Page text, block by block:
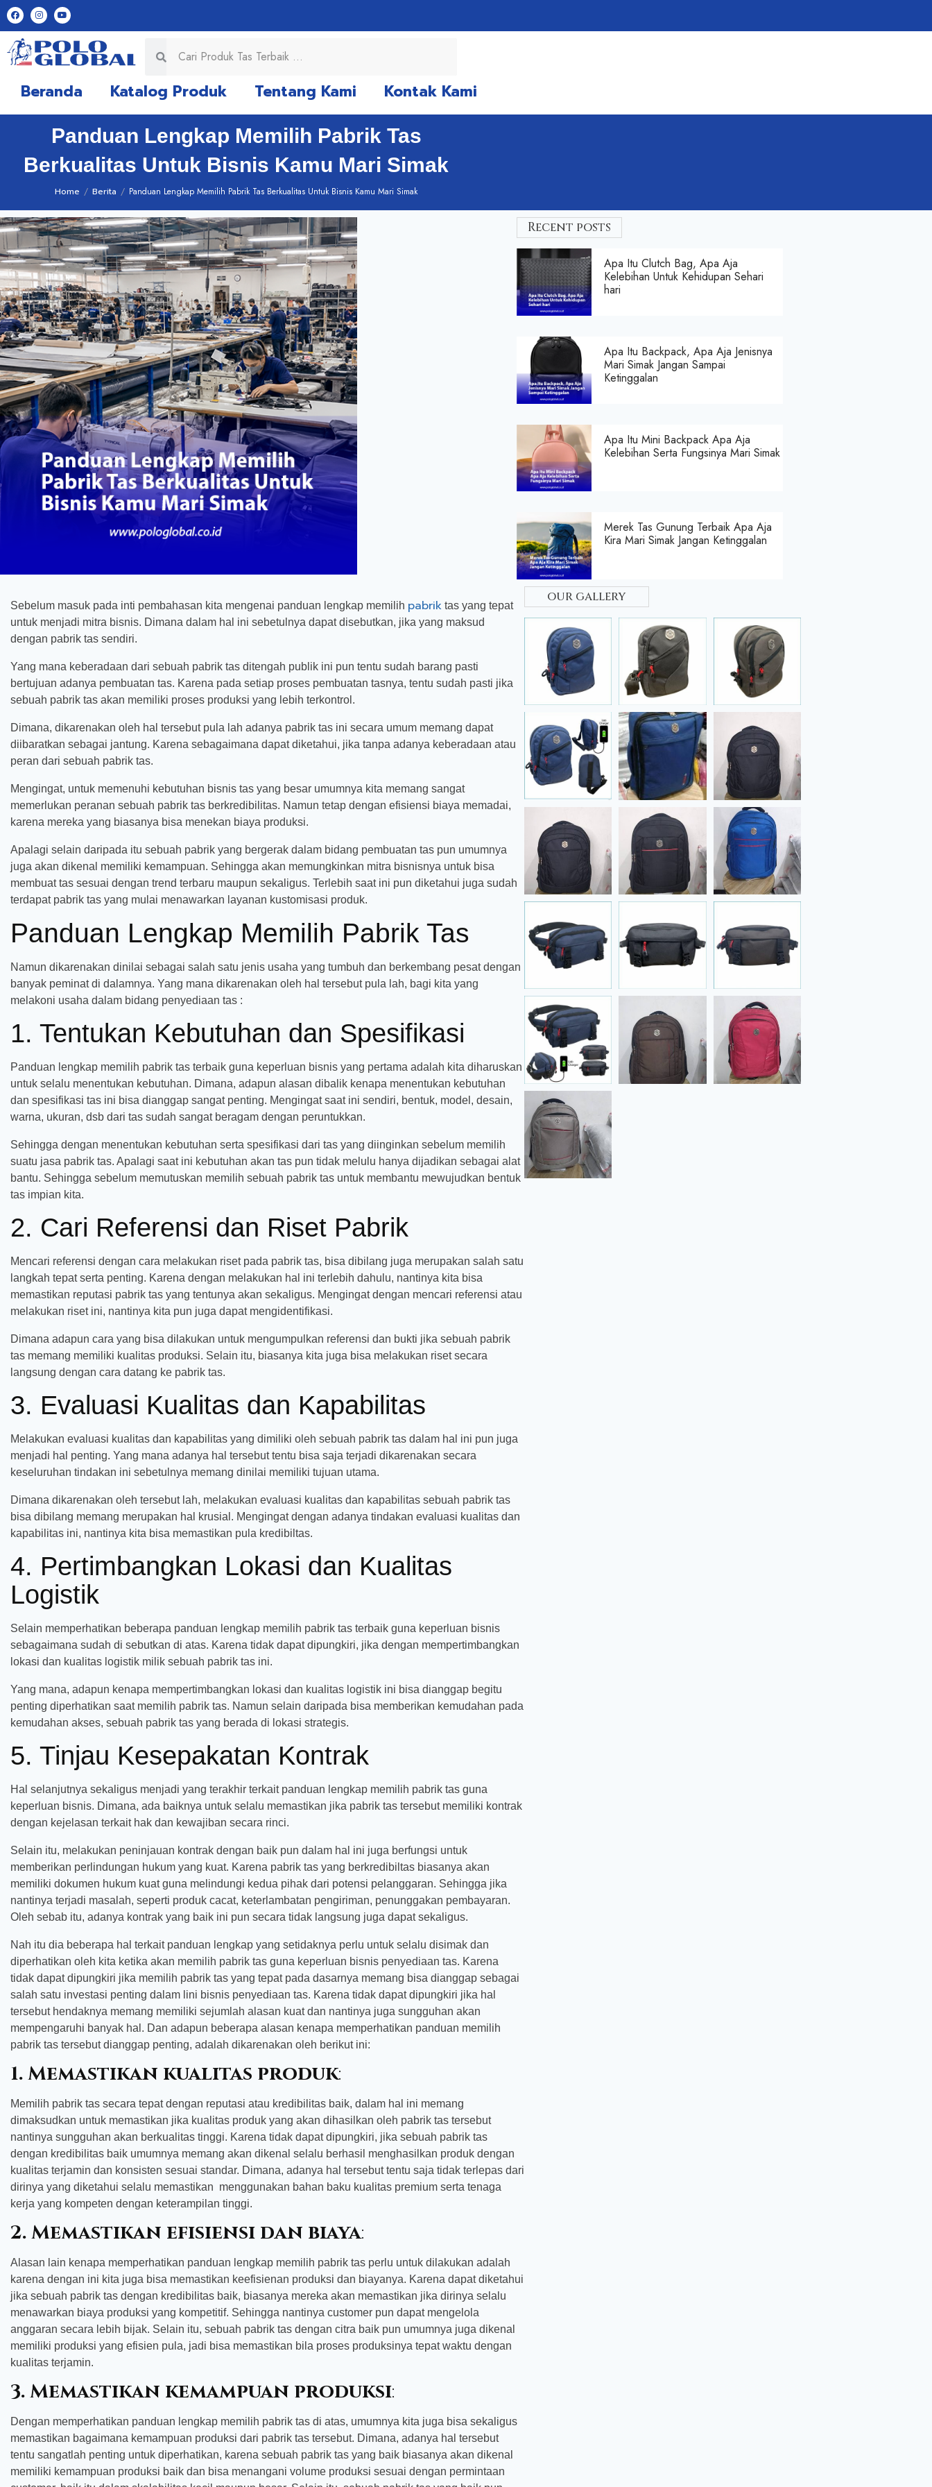
Beranda Katalog Produk Tentang Kami Kontak Kami
Panduan Lengkap Memilih Pabrik Tas
Berkualitas Untuk Bisnis Kamu Mari Simak
Home / Berita / Panduan Lengkap Memilih Pabrik Tas Berkualitas Untuk Bisnis Kamu Mari Simak
Recent posts
Apa Itu Clutch Bag, Apa Aja
Kelebihan Untuk Kehidupan Sehari
hari
Apa Itu Backpack, Apa Aja Jenisnya
Mari Simak Jangan Sampai
Ketinggalan
Apa Itu Mini Backpack Apa Aja
Kelebihan Serta Fungsinya Mari Simak
Merek Tas Gunung Terbaik Apa Aja
Kira Mari Simak Jangan Ketinggalan
Sebelum masuk pada inti pembahasan kita mengenai panduan lengkap memilih pabrik tas yang tepat
untuk menjadi mitra bisnis. Dimana dalam hal ini sebetulnya dapat disebutkan, jika yang maksud
dengan pabrik tas sendiri.
Yang mana keberadaan dari sebuah pabrik tas ditengah publik ini pun tentu sudah barang pasti
bertujuan adanya pembuatan tas. Karena pada setiap proses pembuatan tasnya, tentu sudah pasti jika
sebuah pabrik tas akan memiliki proses produksi yang lebih terkontrol.
Dimana, dikarenakan oleh hal tersebut pula lah adanya pabrik tas ini secara umum memang dapat
diibaratkan sebagai jantung. Karena sebagaimana dapat diketahui, jika tanpa adanya keberadaan atau
peran dari sebuah pabrik tas.
Mengingat, untuk memenuhi kebutuhan bisnis tas yang besar umumnya kita memang sangat
memerlukan peranan sebuah pabrik tas berkredibilitas. Namun tetap dengan efisiensi biaya memadai,
karena mereka yang biasanya bisa menekan biaya produksi.
Apalagi selain daripada itu sebuah pabrik yang bergerak dalam bidang pembuatan tas pun umumnya
juga akan dikenal memiliki kemampuan. Sehingga akan memungkinkan mitra bisnisnya untuk bisa
membuat tas sesuai dengan trend terbaru maupun sekaligus. Terlebih saat ini pun diketahui juga sudah
terdapat pabrik tas yang mulai menawarkan layanan kustomisasi produk.
Panduan Lengkap Memilih Pabrik Tas
Namun dikarenakan dinilai sebagai salah satu jenis usaha yang tumbuh dan berkembang pesat dengan
banyak peminat di dalamnya. Yang mana dikarenakan oleh hal tersebut pula lah, bagi kita yang
melakoni usaha dalam bidang penyediaan tas :
1. Tentukan Kebutuhan dan Spesifikasi
Panduan lengkap memilih pabrik tas terbaik guna keperluan bisnis yang pertama adalah kita diharuskan
untuk selalu menentukan kebutuhan. Dimana, adapun alasan dibalik kenapa menentukan kebutuhan
dan spesifikasi tas ini bisa dianggap sangat penting. Mengingat saat ini sendiri, bentuk, model, desain,
warna, ukuran, dsb dari tas sudah sangat beragam dengan peruntukkan.
Sehingga dengan menentukan kebutuhan serta spesifikasi dari tas yang diinginkan sebelum memilih
suatu jasa pabrik tas. Apalagi saat ini kebutuhan akan tas pun tidak melulu hanya dijadikan sebagai alat
bantu. Sehingga sebelum memutuskan memilih sebuah pabrik tas untuk membantu mewujudkan bentuk
tas impian kita.
2. Cari Referensi dan Riset Pabrik
Mencari referensi dengan cara melakukan riset pada pabrik tas, bisa dibilang juga merupakan salah satu
langkah tepat serta penting. Karena dengan melakukan hal ini terlebih dahulu, nantinya kita bisa
memastikan reputasi pabrik tas yang tentunya akan sekaligus. Mengingat dengan mencari referensi atau
melakukan riset ini, nantinya kita pun juga dapat mengidentifikasi.
Dimana adapun cara yang bisa dilakukan untuk mengumpulkan referensi dan bukti jika sebuah pabrik
tas memang memiliki kualitas produksi. Selain itu, biasanya kita juga bisa melakukan riset secara
langsung dengan cara datang ke pabrik tas.
3. Evaluasi Kualitas dan Kapabilitas
Melakukan evaluasi kualitas dan kapabilitas yang dimiliki oleh sebuah pabrik tas dalam hal ini pun juga
menjadi hal penting. Yang mana adanya hal tersebut tentu bisa saja terjadi dikarenakan secara
keseluruhan tindakan ini sebetulnya memang dinilai memiliki tujuan utama.
Dimana dikarenakan oleh tersebut lah, melakukan evaluasi kualitas dan kapabilitas sebuah pabrik tas
bisa dibilang memang merupakan hal krusial. Mengingat dengan adanya tindakan evaluasi kualitas dan
kapabilitas ini, nantinya kita bisa memastikan pula kredibiltas.
4. Pertimbangkan Lokasi dan Kualitas
Logistik
Selain memperhatikan beberapa panduan lengkap memilih pabrik tas terbaik guna keperluan bisnis
sebagaimana sudah di sebutkan di atas. Karena tidak dapat dipungkiri, jika dengan mempertimbangkan
lokasi dan kualitas logistik milik sebuah pabrik tas ini.
Yang mana, adapun kenapa mempertimbangkan lokasi dan kualitas logistik ini bisa dianggap begitu
penting diperhatikan saat memilih pabrik tas. Namun selain daripada bisa memberikan kemudahan pada
kemudahan akses, sebuah pabrik tas yang berada di lokasi strategis.
5. Tinjau Kesepakatan Kontrak
Hal selanjutnya sekaligus menjadi yang terakhir terkait panduan lengkap memilih pabrik tas guna
keperluan bisnis. Dimana, ada baiknya untuk selalu memastikan jika pabrik tas tersebut memiliki kontrak
dengan kejelasan terkait hak dan kewajiban secara rinci.
Selain itu, melakukan peninjauan kontrak dengan baik pun dalam hal ini juga berfungsi untuk
memberikan perlindungan hukum yang kuat. Karena pabrik tas yang berkredibiltas biasanya akan
memiliki dokumen hukum kuat guna melindungi kedua pihak dari potensi pelanggaran. Sehingga jika
nantinya terjadi masalah, seperti produk cacat, keterlambatan pengiriman, penunggakan pembayaran.
Oleh sebab itu, adanya kontrak yang baik ini pun secara tidak langsung juga dapat sekaligus.
Nah itu dia beberapa hal terkait panduan lengkap yang setidaknya perlu untuk selalu disimak dan
diperhatikan oleh kita ketika akan memilih pabrik tas guna keperluan bisnis penyediaan tas. Karena
tidak dapat dipungkiri jika memilih pabrik tas yang tepat pada dasarnya memang bisa dianggap sebagai
salah satu investasi penting dalam lini bisnis penyediaan tas. Karena tidak dapat dipungkiri jika hal
tersebut hendaknya memang memiliki sejumlah alasan kuat dan nantinya juga sungguhan akan
mempengaruhi banyak hal. Dan adapun beberapa alasan kenapa memperhatikan panduan memilih
pabrik tas tersebut dianggap penting, adalah dikarenakan oleh berikut ini:
1. Memastikan kualitas produk:
Memilih pabrik tas secara tepat dengan reputasi atau kredibilitas baik, dalam hal ini memang
dimaksudkan untuk memastikan jika kualitas produk yang akan dihasilkan oleh pabrik tas tersebut
nantinya sungguhan akan berkualitas tinggi. Karena tidak dapat dipungkiri, jika sebuah pabrik tas
dengan kredibilitas baik umumnya memang akan dikenal selalu berhasil menghasilkan produk dengan
kualitas terjamin dan konsisten sesuai standar. Dimana, adanya hal tersebut tentu saja tidak terlepas dari
dirinya yang diketahui selalu memastikan menggunakan bahan baku kualitas premium serta tenaga
kerja yang kompeten dengan keterampilan tinggi.
2. Memastikan efisiensi dan biaya:
Alasan lain kenapa memperhatikan panduan lengkap memilih pabrik tas perlu untuk dilakukan adalah
karena dengan ini kita juga bisa memastikan keefisienan produksi dan biayanya. Karena dapat diketahui
jika sebuah pabrik tas dengan kredibilitas baik, biasanya mereka akan memastikan jika dirinya selalu
menawarkan biaya produksi yang kompetitif. Sehingga nantinya customer pun dapat mengelola
anggaran secara lebih bijak. Selain itu, sebuah pabrik tas dengan citra baik pun umumnya juga dikenal
memiliki produksi yang efisien pula, jadi bisa memastikan bila proses produksinya tepat waktu dengan
kualitas terjamin.
3. Memastikan kemampuan produksi:
Dengan memperhatikan panduan lengkap memilih pabrik tas di atas, umumnya kita juga bisa sekaligus
memastikan bagaimana kemampuan produksi dari pabrik tas tersebut. Dimana, adanya hal tersebut
tentu sangatlah penting untuk diperhatikan, karena sebuah pabrik tas yang baik biasanya akan dikenal
memiliki kemampuan produksi baik dan bisa menangani volume produksi sesuai dengan permintaan
our gallery